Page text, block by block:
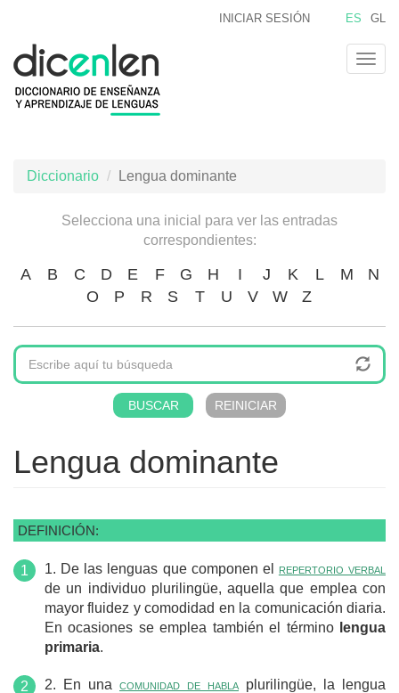
contenido
principal
ES GL
INICIAR SESIÓN
Diccionario Lengua dominante
Selecciona una inicial para ver las entradas
correspondientes:
A B C D E F G H I J K L M
N
O
P R S T U V W Z
Lengua dominante
DEFINICIÓN:
1. De las lenguas que componen el repertorio verbal
de un individuo plurilingüe, aquella que emplea con
mayor fluidez y comodidad en la comunicación diaria.
En ocasiones se emplea también el término lengua
primaria.
2. En una comunidad de habla plurilingüe, la lengua